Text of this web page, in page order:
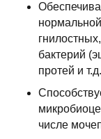
бактерий
протей и
числе